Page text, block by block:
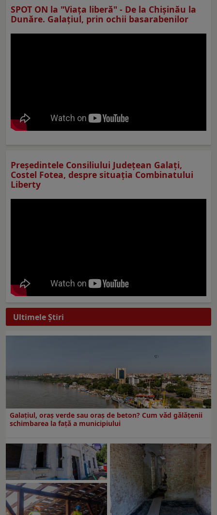
SPOT ON la "Viaţa liberă" - De la Chișinău la
Dunăre. Galațiul, prin ochii basarabenilor
Preşedintele Consiliului Judeţean Galaţi,
Costel Fotea, despre situaţia Combinatului
Liberty
Ultimele Ştiri
Galațiul, oraș verde sau oraș de beton? Cum văd gălățenii
schimbarea la față a municipiului